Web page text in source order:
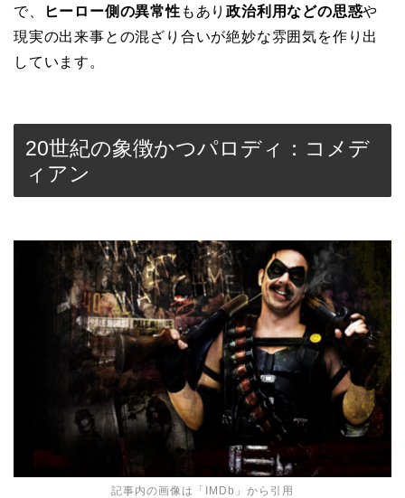
で、
ヒーロー側の異常性 もあり政治利用などの思惑や
現実の出来事との混ざり合いが絶妙な雰囲気を作り出
しています。
20世紀の象徴かつパロディ：コメデ
ィアン
記事内の画像は「 IMDb 」から引用